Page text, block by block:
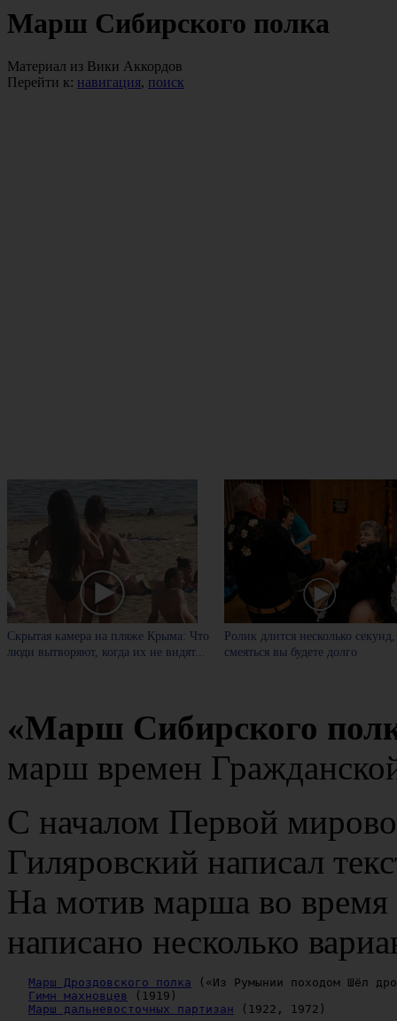
Марш Сибирского полка
Материал из Вики Аккордов
Перейти к: навигация, поиск
Скрытая камера на пляже Крыма: Что
люди вытворяют, когда их не видят...
Ролик длится несколько
смеяться вы будете долго
«Марш Сибирского
марш времен
С началом Первой
Гиляровский написал
На мотив марша во
написано несколько
Марш Дроздовского полка («Из Румынии походом Шёл
Гимн махновцев
(1919)
Марш дальневосточных партизан